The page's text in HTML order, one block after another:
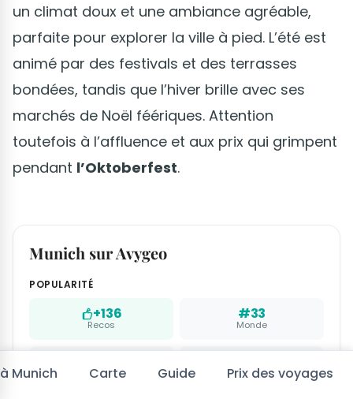
Munich Carte Guide Prix des voyages
un climat doux et une ambiance agréable,
parfaite pour explorer la ville à pied. L’été est
animé par des festivals et des terrasses
bondées, tandis que l’hiver brille avec ses
marchés de Noël féériques. Attention
toutefois à l’affluence et aux prix qui grimpent
pendant l’Oktoberfest.
Munich sur Avygeo
POPULARITÉ
+136
Recos
#33
Monde
Europe Allemagne